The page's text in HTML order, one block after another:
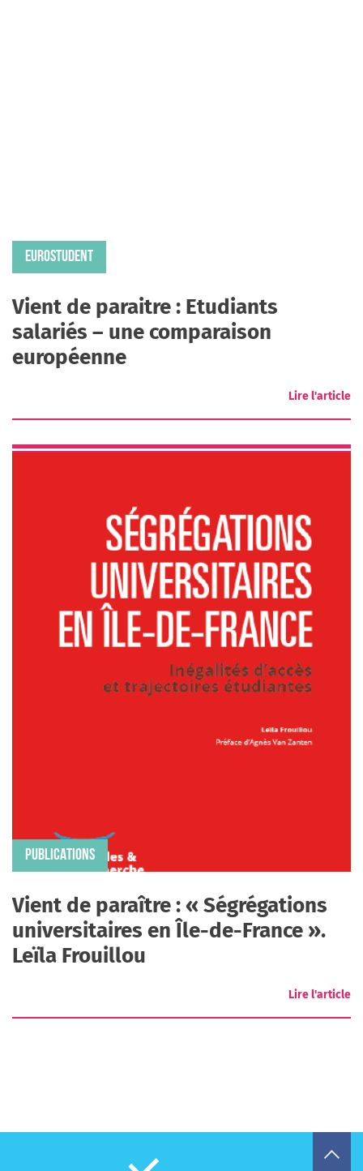
EUROSTUDENT
Vient de paraitre : Etudiants
salariés – une comparaison
européenne
Lire l'article
PUBLICATIONS
Vient de paraître : « Ségrégations
universitaires en Île-de-France ».
Leïla Frouillou
Lire l'article